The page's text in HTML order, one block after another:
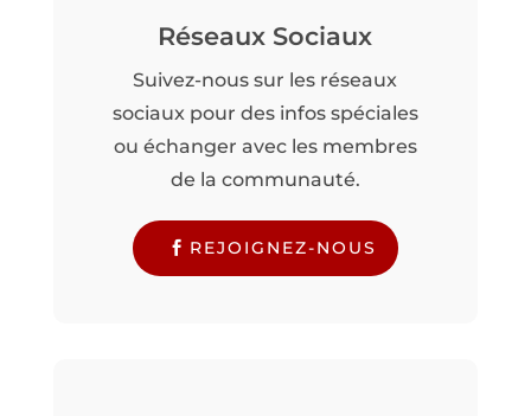
Réseaux Sociaux
Suivez-nous sur les réseaux
sociaux pour des infos spéciales
ou échanger avec les membres
de la communauté.
REJOIGNEZ-NOUS